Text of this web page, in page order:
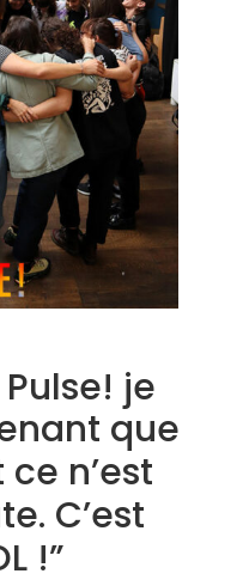
je
que
n’est
C’est
!”